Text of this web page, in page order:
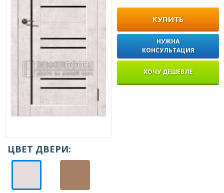
КУПИТЬ
НУЖНА
КОНСУЛЬТАЦИЯ
ХОЧУ ДЕШЕВЛЕ
ЦВЕТ ДВЕРИ: